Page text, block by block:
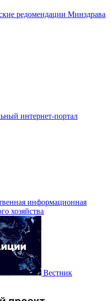
редомендации Минздрава
интернет-портал
информационная
хозяйства
Вестник